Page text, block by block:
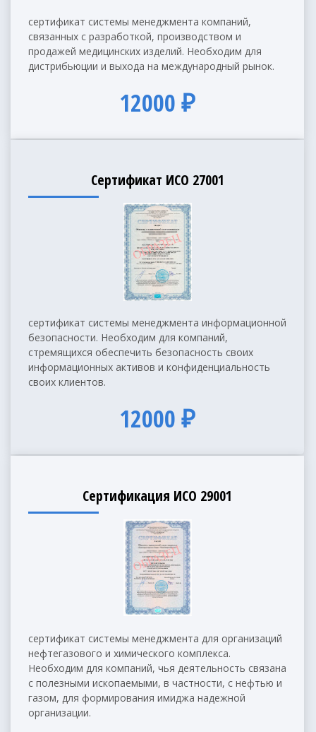
сертификат системы менеджмента компаний,
связанных с разработкой, производством и
продажей медицинских изделий. Необходим для
дистрибьюции и выхода на международный рынок.
12000 ₽
Сертификат ИСО 27001
сертификат системы менеджмента информационной
безопасности. Необходим для компаний,
стремящихся обеспечить безопасность своих
информационных активов и конфиденциальность
своих клиентов.
12000 ₽
Сертификация ИСО 29001
сертификат системы менеджмента для организаций
нефтегазового и химического комплекса.
Необходим для компаний, чья деятельность связана
с полезными ископаемыми, в частности, с нефтью и
газом, для формирования имиджа надежной
организации.